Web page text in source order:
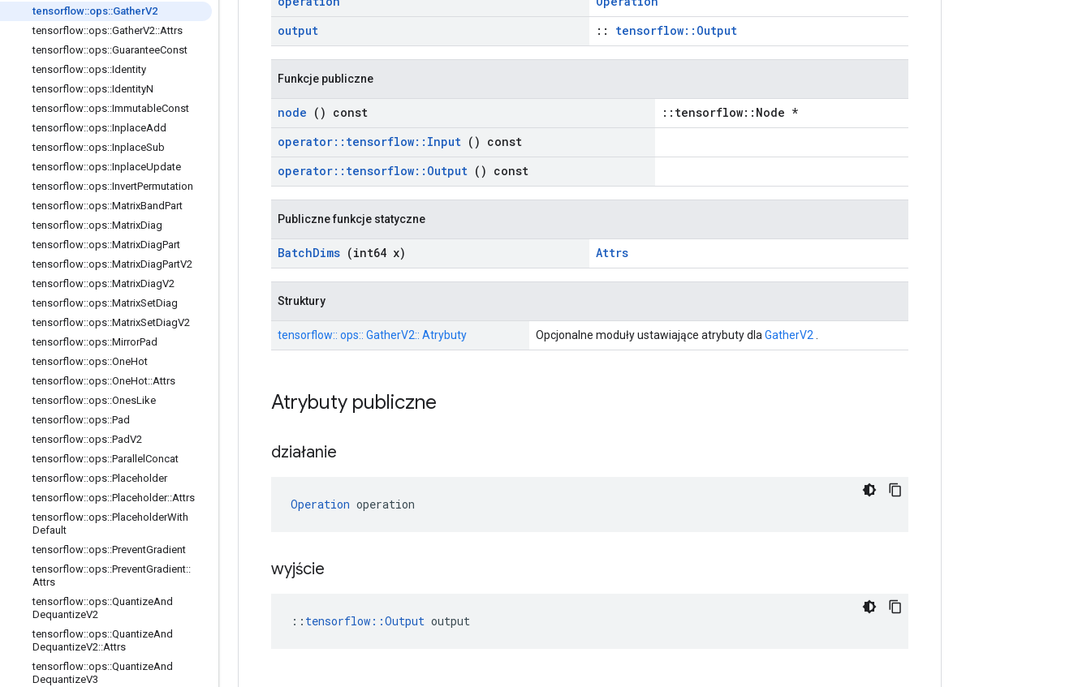
tensorflow::ops::GatherV2
tensorflow::ops::GatherV2::Attrs
tensorflow::ops::GuaranteeConst
tensorflow::ops::Identity
tensorflow::ops::IdentityN
tensorflow::ops::ImmutableConst
tensorflow::ops::InplaceAdd
tensorflow::ops::InplaceSub
tensorflow::ops::InplaceUpdate
tensorflow::ops::InvertPermutation
tensorflow::ops::MatrixBandPart
tensorflow::ops::MatrixDiag
tensorflow::ops::MatrixDiagPart
tensorflow::ops::MatrixDiagPartV2
tensorflow::ops::MatrixDiagV2
tensorflow::ops::MatrixSetDiag
tensorflow::ops::MatrixSetDiagV2
tensorflow::ops::MirrorPad
tensorflow::ops::OneHot
tensorflow::ops::OneHot::Attrs
tensorflow::ops::OnesLike
tensorflow::ops::Pad
tensorflow::ops::PadV2
tensorflow::ops::Parallel Concat
tensorflow::ops::Placeholder
tensorflow::ops::Placeholder::Attrs
tensorflow::ops::PlaceholderWith
Default
tensorflow::ops::PreventGradient
tensorflow::ops::PreventGradient::
Attrs
tensorflow::ops::QuantizeAnd
DequantizeV2
tensorflow::ops::QuantizeAnd
DequantizeV2::Attrs
tensorflow::ops::QuantizeAnd
DequantizeV3
output
:: tensorflow::Output
Funkcje publiczne
node () const
::tensorflow::Node *
operator:: tensorflow:: Input () const
operator:: tensorflow:: Output () const
Publiczne funkcje statyczne
BatchDims (int64 x) Attrs
Struktury
tensorflow:: ops:: GatherV2:: Atrybuty Opcjonalne moduły ustawiające atrybuty dla GatherV2
Atrybuty publiczne
działanie
Operation operation
wyjście
:: tensorflow::Output output